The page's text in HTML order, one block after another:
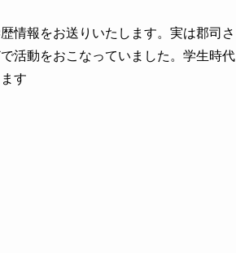
情報をお送りいたします。実は郡司さ
活動をおこなっていました。学生時代
す